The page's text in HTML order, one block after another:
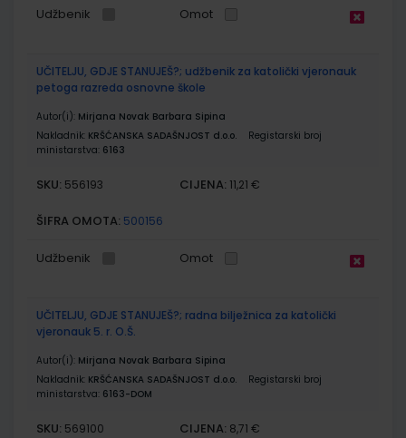
Udžbenik Omot
UČITELJU, GDJE STANUJEŠ?; udžbenik za katolički vjeronauk
petoga razreda osnovne škole
Autor(i): Mirjana Novak Barbara Sipina
Nakladnik: KRŠĆANSKA SADAŠNJOST d.o.o.
Registarski broj
ministarstva: 6163
SKU: 556193 CIJENA: 11,21 €
ŠIFRA OMOTA: 500156
Udžbenik Omot
UČITELJU, GDJE STANUJEŠ?; radna bilježnica za katolički
vjeronauk 5. r. O.Š.
Autor(i): Mirjana Novak Barbara Sipina
Nakladnik: KRŠĆANSKA SADAŠNJOST d.o.o.
Registarski broj
ministarstva: 6163-DOM
SKU: 569100 CIJENA: 8,71 €